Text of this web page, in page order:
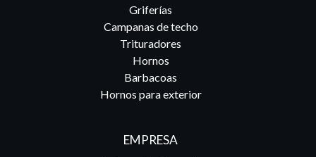
Griferías
Campanas de techo
Trituradores
Hornos
Barbacoas
Hornos para exterior
EMPRESA